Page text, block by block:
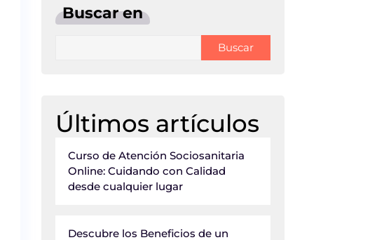
Buscar en
Buscar
Últimos artículos
Curso de Atención Sociosanitaria
Online: Cuidando con Calidad
desde cualquier lugar
Descubre los Beneficios de un